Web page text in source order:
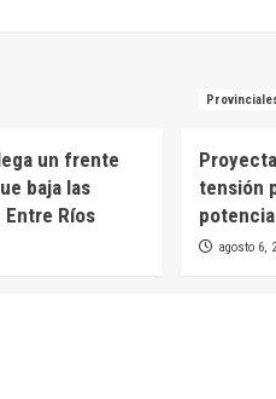
un frente
baja las
Ríos
tensión
agosto 6,